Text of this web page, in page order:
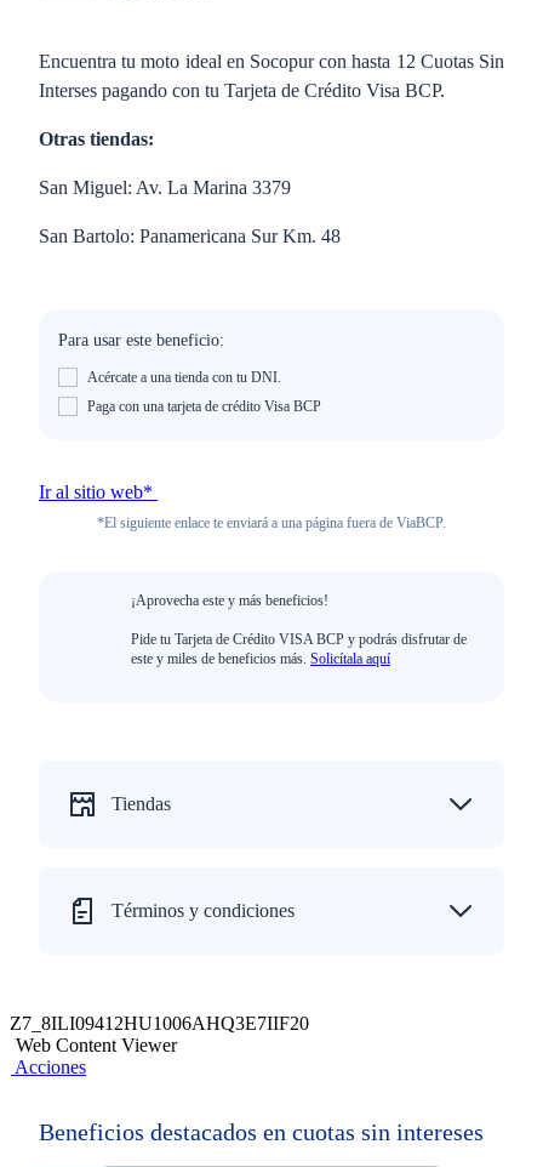
Encuentra tu moto ideal en Socopur con hasta 12 Cuotas Sin
Interses pagando con tu Tarjeta de Crédito Visa BCP.
Otras tiendas:
San Miguel: Av. La Marina 3379
San Bartolo: Panamericana Sur Km. 48
Para usar este beneficio:
Acércate a una tienda con tu DNI.
Paga con una tarjeta de crédito Visa BCP
Ir al sitio web*
*El siguiente enlace te enviará a una página fuera de ViaBCP.
¡Aprovecha este y más beneficios!
Pide tu Tarjeta de Crédito VISA BCP y podrás disfrutar de
este y miles de beneficios más. Solicítala aquí
Tiendas
Términos y condiciones
Z7_8ILI09412HU1006AHQ3E7IIF20
Web Content Viewer
Acciones
Beneficios destacados en cuotas sin intereses